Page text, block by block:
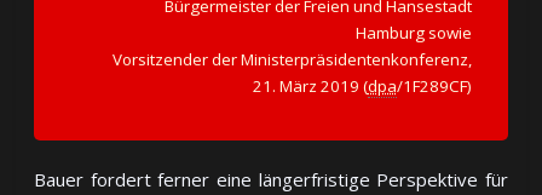
Bürgermeister der Freien und Hansestadt
Hamburg sowie
Vorsitzender der Ministerpräsidentenkonferenz,
21. März 2019 (dpa/1F289CF)
Bauer fordert ferner eine län­ger­fris­ti­ge Per­spek­ti­ve für